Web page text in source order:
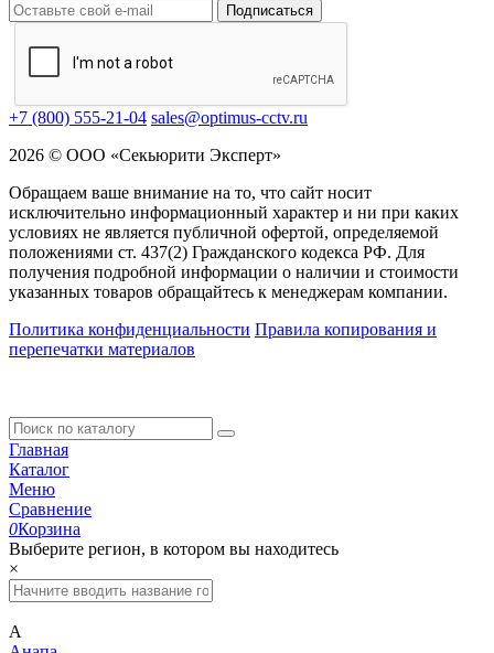
Подписаться
+7 (800) 555-21-04 sales@optimus-cctv.ru
2026 © ООО «Секьюрити Эксперт»
Обращаем ваше внимание на то, что сайт носит
исключительно информационный характер и ни при каких
условиях не является публичной офертой, определяемой
положениями ст. 437(2) Гражданского кодекса РФ. Для
получения подробной информации о наличии и стоимости
указанных товаров обращайтесь к менеджерам компании.
Политика конфиденциальности Правила копирования и
перепечатки материалов
Главная
Каталог
Меню
Сравнение
0Корзина
Выберите регион, в котором вы находитесь
×
А